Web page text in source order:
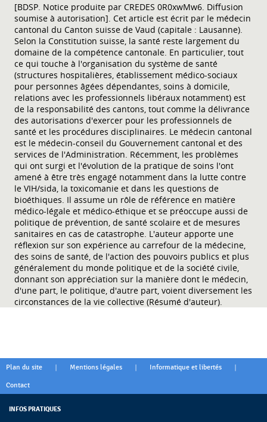
[BDSP. Notice produite par CREDES 0R0xwMw6. Diffusion
soumise à autorisation]. Cet article est écrit par le médecin
cantonal du Canton suisse de Vaud (capitale : Lausanne).
Selon la Constitution suisse, la santé reste largement du
domaine de la compétence cantonale. En particulier, tout
ce qui touche à l'organisation du système de santé
(structures hospitalières, établissement médico-sociaux
pour personnes âgées dépendantes, soins à domicile,
relations avec les professionnels libéraux notamment) est
de la responsabilité des cantons, tout comme la délivrance
des autorisations d'exercer pour les professionnels de
santé et les procédures disciplinaires. Le médecin cantonal
est le médecin-conseil du Gouvernement cantonal et des
services de l'Administration. Récemment, les problèmes
qui ont surgi et l'évolution de la pratique de soins l'ont
amené à être très engagé notamment dans la lutte contre
le VIH/sida, la toxicomanie et dans les questions de
bioéthiques. Il assume un rôle de référence en matière
médico-légale et médico-éthique et se préoccupe aussi de
politique de prévention, de santé scolaire et de mesures
sanitaires en cas de catastrophe. L'auteur apporte une
réflexion sur son expérience au carrefour de la médecine,
des soins de santé, de l'action des pouvoirs publics et plus
généralement du monde politique et de la société civile,
donnant son appréciation sur la manière dont le médecin,
d'une part, le politique, d'autre part, voient diversement les
circonstances de la vie collective (Résumé d'auteur).
Plan du site | Mentions légales | Informatique et libertés |
Contact
INFOS PRATIQUES